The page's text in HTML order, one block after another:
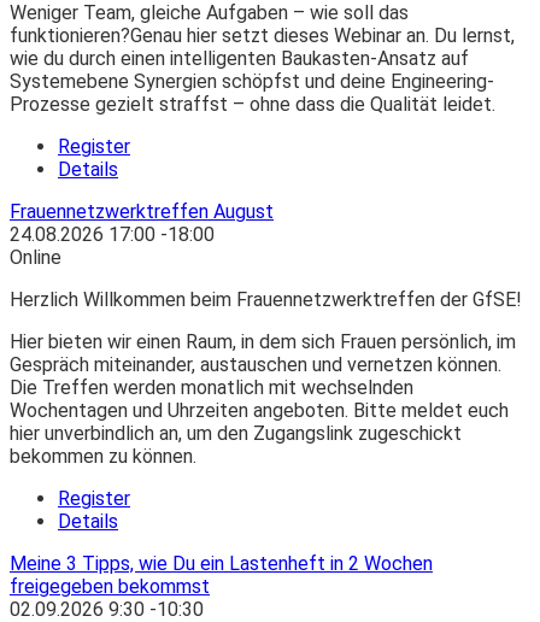
Weniger Team, gleiche Aufgaben – wie soll das
funktionieren?Genau hier setzt dieses Webinar an. Du lernst,
wie du durch einen intelligenten Baukasten-Ansatz auf
Systemebene Synergien schöpfst und deine Engineering-
Prozesse gezielt straffst – ohne dass die Qualität leidet.
Register
Details
Frauennetzwerktreffen August
24.08.2026 17:00 -18:00
Online
Herzlich Willkommen beim Frauennetzwerktreffen der GfSE!
Hier bieten wir einen Raum, in dem sich Frauen persönlich, im
Gespräch miteinander, austauschen und vernetzen können.
Die Treffen werden monatlich mit wechselnden
Wochentagen und Uhrzeiten angeboten. Bitte meldet euch
hier unverbindlich an, um den Zugangslink zugeschickt
bekommen zu können.
Register
Details
Meine 3 Tipps, wie Du ein Lastenheft in 2 Wochen
freigegeben bekommst
02.09.2026 9:30 -10:30